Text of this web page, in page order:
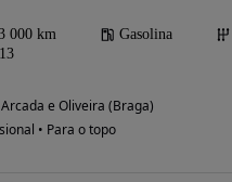
000 km Gasolina
e Oliveira (Braga)
• Para o topo